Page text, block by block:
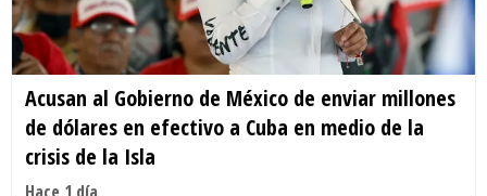
Acusan al Gobierno de México de enviar millones
de dólares en efectivo a Cuba en medio de la
crisis de la Isla